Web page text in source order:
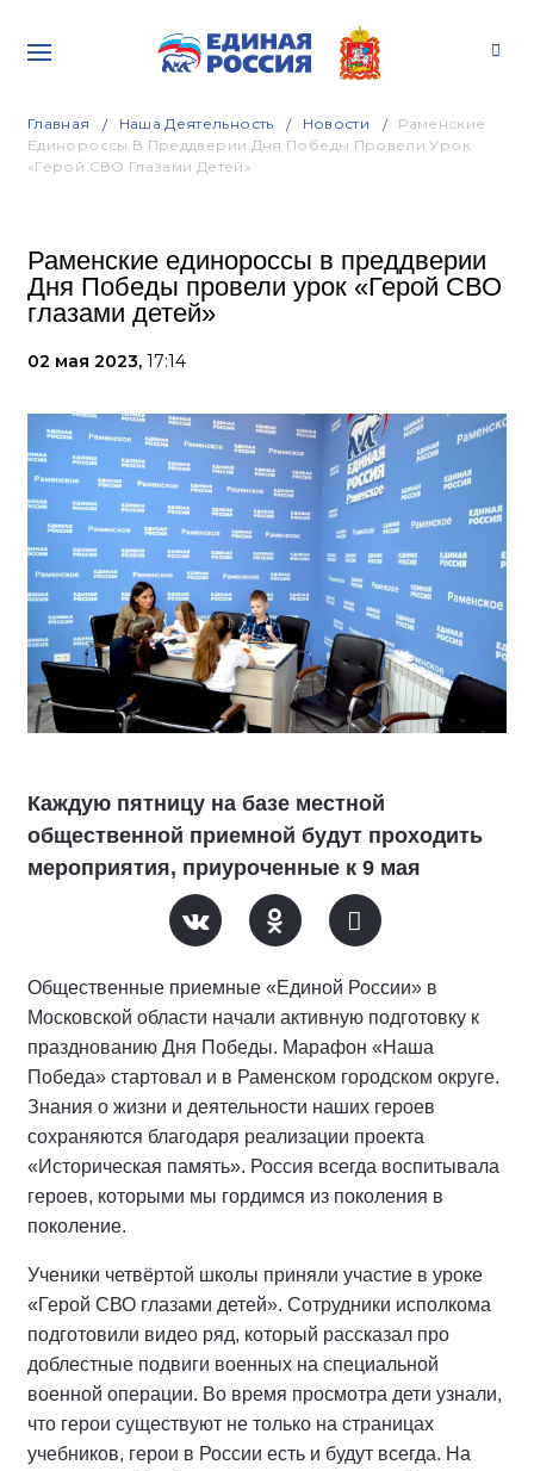
Главная Наша Деятельность Новости
Раменские
Единороссы В Преддверии Дня Победы Провели Урок
«Герой СВО Глазами Детей»
Раменские единороссы в преддверии
Дня Победы провели урок «Герой СВО
глазами детей»
02 мая 2023, 17:14
Каждую пятницу на базе местной
общественной приемной будут проходить
мероприятия, приуроченные к 9 мая
Общественные приемные «Единой России» в
Московской области начали активную подготовку к
празднованию Дня Победы. Марафон «Наша
Победа» стартовал и в Раменском городском округе.
Знания о жизни и деятельности наших героев
сохраняются благодаря реализации проекта
«Историческая память». Россия всегда воспитывала
героев, которыми мы гордимся из поколения в
поколение.
Ученики четвёртой школы приняли участие в уроке
«Герой СВО глазами детей». Сотрудники исполкома
подготовили видео ряд, который рассказал про
доблестные подвиги военных на специальной
военной операции. Во время просмотра дети узнали,
что герои существуют не только на страницах
учебников, герои в России есть и будут всегда. На